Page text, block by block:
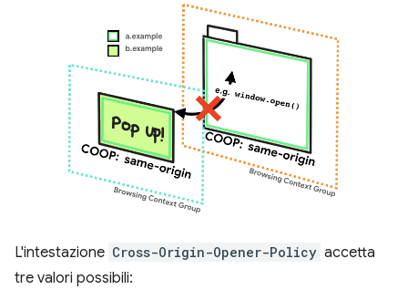
L'intestazione Cross-Origin-Opener-Policy accetta
tre valori possibili: